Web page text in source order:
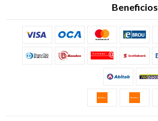
Beneficios
Envíos, cambios y devoluciones